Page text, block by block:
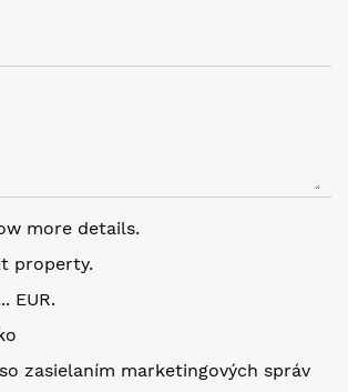
more details.
property.
EUR.
zasielaním marketingových správ